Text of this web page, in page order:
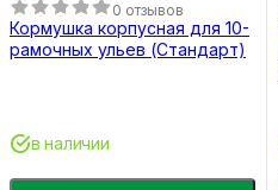
0 отзывов
Кормушка корпусная для 10-
рамочных ульев (Стандарт)
в наличии